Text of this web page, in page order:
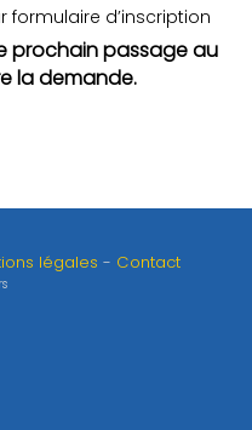
formulaire d’inscription
prochain passage au
la demande.
légales Contact